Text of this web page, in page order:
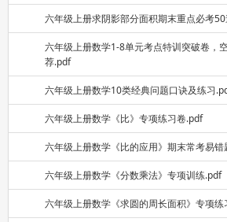
六年级上册求阴影部分面积期末重点必考
六年级上册数学1-8单元考点特训突破卷，
荐.pdf
六年级上册数学10类经典问题口诀及练习
六年级上册数学《比》专项练习卷.pdf
六年级上册数学《比的应用》期末常考易
六年级上册数学《分数乘法》专项训练.pdf
六年级上册数学《求圆的周长面积》专项